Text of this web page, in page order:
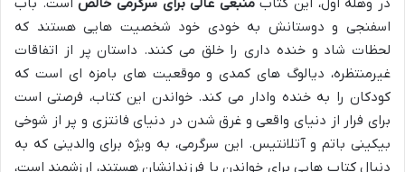
در وهله اول، این کتابمنبعی عالی برای سرگرمی خالصاست. باب
اسفنجی و دوستانش به خودی خود شخصیت هایی هستند که
لحظات شاد و خنده داری را خلق می کنند. داستان پر از اتفاقات
غیرمنتظره، دیالوگ های کمدی و موقعیت های بامزه ای است که
کودکان را به خنده وادار می کند. خواندن این کتاب، فرصتی است
برای فرار از دنیای واقعی و غرق شدن در دنیای فانتزی و پر از شوخی
بیکینی باتم و آتلانتیس. این سرگرمی، به ویژه برای والدینی که به
دنبال کتاب هایی برای خواندن با فرزندانشان هستند، ارزشمند است،